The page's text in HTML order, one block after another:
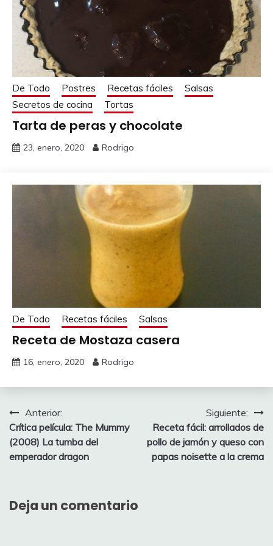
De Todo Postres Recetas fáciles
Salsas
Secretos de cocina
Tortas
Tarta de peras y chocolate
23, enero, 2020 Rodrigo
De Todo Recetas fáciles Salsas
Receta de Mostaza casera
16, enero, 2020 Rodrigo
Navegación
de
entradas
Anterior:
Crítica película: The Mummy
(2008) La tumba del
emperador dragon
Siguiente:
Receta fácil: arrollados de
pollo de jamón y queso con
papas noisette a la crema
Deja un comentario